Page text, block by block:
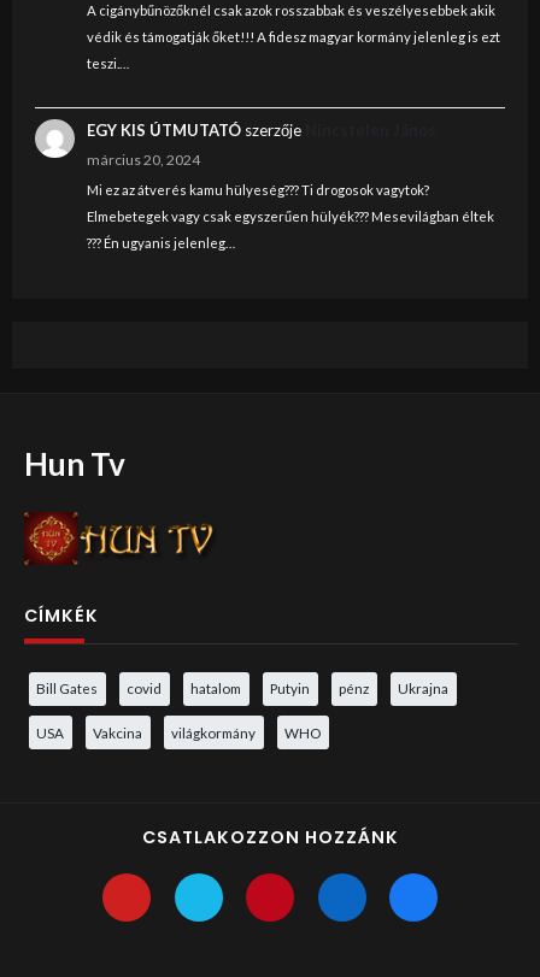
A cigánybűnözőknél csak azok rosszabbak és veszélyesebbek akik
védik és támogatják őket!!! A fidesz magyar kormány jelenleg is ezt
teszi.…
EGY KIS ÚTMUTATÓszerzője
március 20, 2024
Mi ez az átverés kamu hülyeség??? Ti drogosok vagytok?
Elmebetegek vagy csak egyszerűen hülyék??? Mesevilágban éltek
??? Én ugyanis jelenleg…
Hun Tv
CÍMKÉK
Bill Gates covid hatalom Putyin pénz Ukrajna
USA Vakcina világkormány WHO
CSATLAKOZZON HOZZÁNK